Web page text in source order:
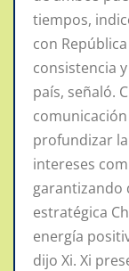
tiempos,
con
consistencia
país, señaló.
profundizar
intereses
garantizando
estratégica
energía
dijo Xi. Xi